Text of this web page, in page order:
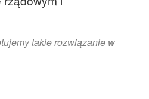
takie rozwiązanie w